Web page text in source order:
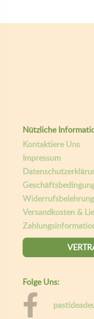
Nützliche
Kontaktiere Uns
Impressum
Versandkosten &
Folge Uns: